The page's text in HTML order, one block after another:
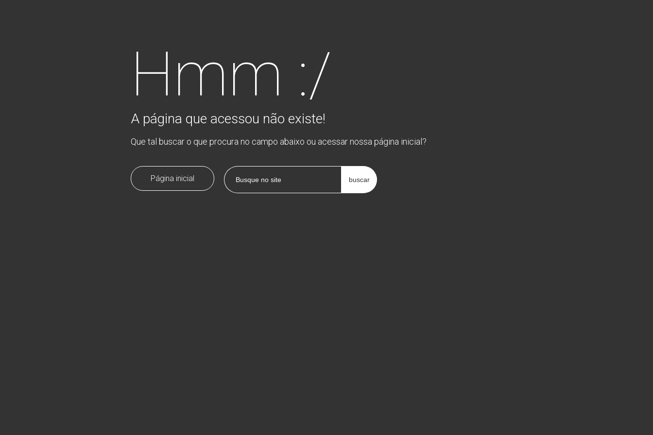
Hmm :/
A página que acessou não existe!
Que tal buscar o que procura no campo abaixo ou acessar nossa página inicial?
Página inicial